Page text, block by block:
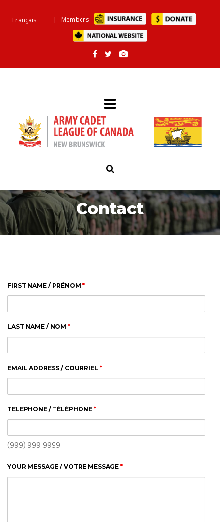
Français | Members
Contact
FIRST NAME / PRÉNOM *
LAST NAME / NOM *
EMAIL ADDRESS / COURRIEL *
TELEPHONE / TÉLÉPHONE *
(999) 999 9999
YOUR MESSAGE / VOTRE MESSAGE *